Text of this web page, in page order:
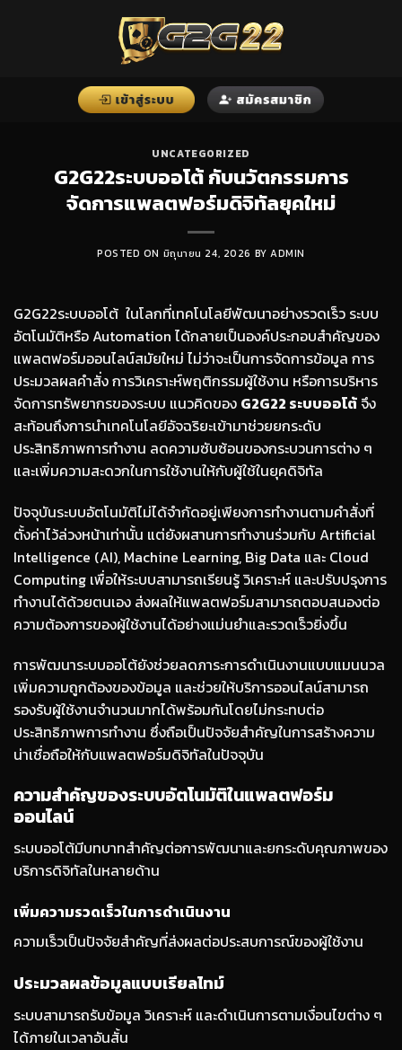
UNCATEGORIZED
G2G22ระบบออโต้ กับนวัตกรรมการ
จัดการแพลตฟอร์มดิจิทัลยุคใหม่
POSTED ON มิถุนายน 24, 2026 BYADMIN
G2G22ระบบออโต้ ในโลกที่เทคโนโลยีพัฒนาอย่างรวดเร็ว ระบบ
อัตโนมัติหรือ Automation ได้กลายเป็นองค์ประกอบสำคัญของ
แพลตฟอร์มออนไลน์สมัยใหม่ ไม่ว่าจะเป็นการจัดการข้อมูล การ
ประมวลผลคำสั่ง การวิเคราะห์พฤติกรรมผู้ใช้งาน หรือการบริหาร
จัดการทรัพยากรของระบบ แนวคิดของ G2G22 ระบบออโต้จึง
สะท้อนถึงการนำเทคโนโลยีอัจฉริยะเข้ามาช่วยยกระดับ
ประสิทธิภาพการทำงาน ลดความซับซ้อนของกระบวนการต่าง ๆ
และเพิ่มความสะดวกในการใช้งานให้กับผู้ใช้ในยุคดิจิทัล
ปัจจุบันระบบอัตโนมัติไม่ได้จำกัดอยู่เพียงการทำงานตามคำสั่งที่
ตั้งค่าไว้ล่วงหน้าเท่านั้น แต่ยังผสานการทำงานร่วมกับ Artificial
Intelligence (AI), Machine Learning, Big Data และ Cloud
Computing เพื่อให้ระบบสามารถเรียนรู้ วิเคราะห์ และปรับปรุงการ
ทำงานได้ด้วยตนเอง ส่งผลให้แพลตฟอร์มสามารถตอบสนองต่อ
ความต้องการของผู้ใช้งานได้อย่างแม่นยำและรวดเร็วยิ่งขึ้น
การพัฒนาระบบออโต้ยังช่วยลดภาระการดำเนินงานแบบแมนนวล
เพิ่มความถูกต้องของข้อมูล และช่วยให้บริการออนไลน์สามารถ
รองรับผู้ใช้งานจำนวนมากได้พร้อมกันโดยไม่กระทบต่อ
ประสิทธิภาพการทำงาน ซึ่งถือเป็นปัจจัยสำคัญในการสร้างความ
น่าเชื่อถือให้กับแพลตฟอร์มดิจิทัลในปัจจุบัน
ความสำคัญของระบบอัตโนมัติในแพลตฟอร์ม
ออนไลน์
ระบบออโต้มีบทบาทสำคัญต่อการพัฒนาและยกระดับคุณภาพของ
บริการดิจิทัลในหลายด้าน
เพิ่มความรวดเร็วในการดำเนินงาน
ความเร็วเป็นปัจจัยสำคัญที่ส่งผลต่อประสบการณ์ของผู้ใช้งาน
ประมวลผลข้อมูลแบบเรียลไทม์
ระบบสามารถรับข้อมูล วิเคราะห์ และดำเนินการตามเงื่อนไขต่าง ๆ
ได้ภายในเวลาอันสั้น